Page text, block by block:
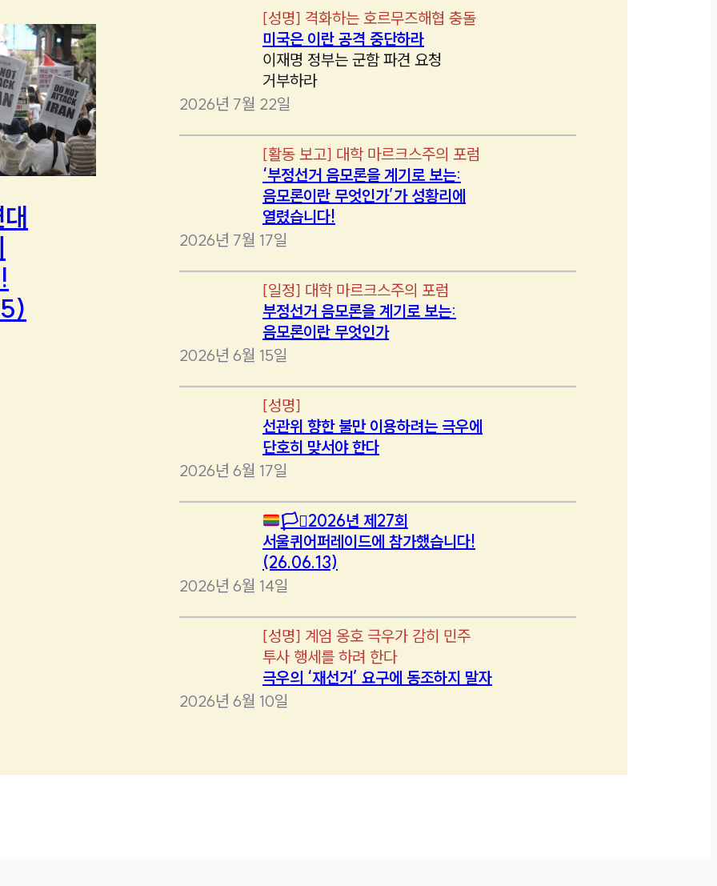
[성명] 격화하는 호르무즈해협 충돌
미국은 이란 공격 중단하라
이재명 정부는 군함 파견 요청
거부하라
2026년 7월 22일
[활동 보고] 대학 마르크스주의 포럼
‘부정선거 음모론을 계기로 보는:
음모론이란 무엇인가’가 성황리에
열렸습니다!
2026년 7월 17일
[일정] 대학 마르크스주의 포럼
부정선거 음모론을 계기로 보는:
음모론이란 무엇인가
2026년 6월 15일
[성명]
선관위 향한 불만 이용하려는 극우에
단호히 맞서야 한다
2026년 6월 17일
🏳️‍⚧️2026년 제27회
서울퀴어퍼레이드에 참가했습니다!
(26.06.13)
2026년 6월 14일
[성명] 계엄 옹호 극우가 감히 민주
투사 행세를 하려 한다
극우의 ‘재선거’ 요구에 동조하지 말자
2026년 6월 10일